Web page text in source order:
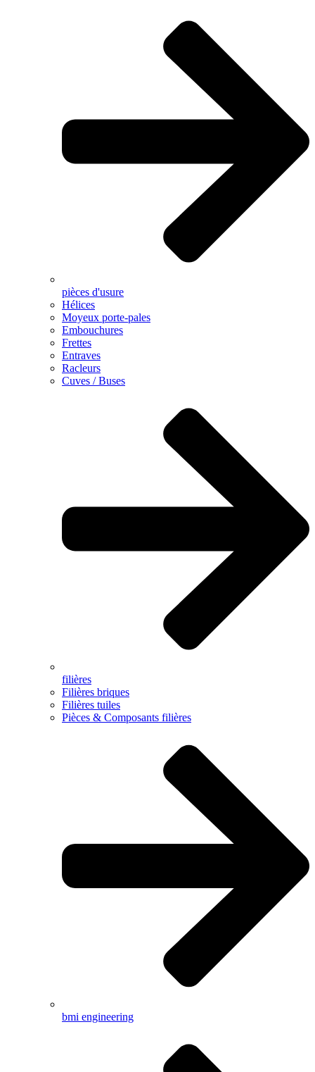
pièces d'usure
Hélices
Moyeux porte-pales
Embouchures
Frettes
Entraves
Racleurs
Cuves / Buses
filières
Filières briques
Filières tuiles
Pièces & Composants filières
bmi engineering